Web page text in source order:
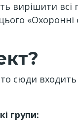
вирішити всі
сюди входить
групи: